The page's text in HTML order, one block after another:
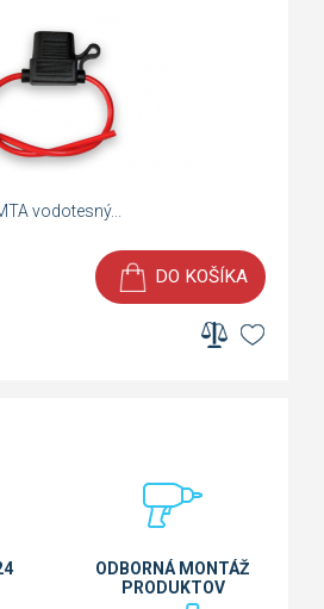
vodotesný...
DO KOŠÍKA
ODBORNÁ MONTÁŽ
PRODUKTOV